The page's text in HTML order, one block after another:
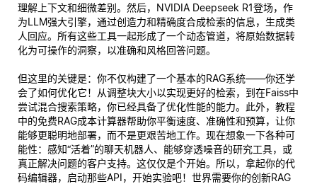
理解上下文和细微差别。然后，NVIDIA Deepseek R1登场，作
为LLM强大引擎，通过创造力和精确度合成检索的信息，生成类
人回应。所有这些工具一起形成了一个动态管道，将原始数据转
化为可操作的洞察，以准确和风格回答问题。
但这里的关键是：你不仅构建了一个基本的RAG系统——你还学
会了如何优化它！从调整块大小以实现更好的检索，到在Faiss中
尝试混合搜索策略，你已经具备了优化性能的能力。此外，教程
中的免费RAG成本计算器帮助你平衡速度、准确性和预算，让你
能够更聪明地部署，而不是更艰苦地工作。现在想象一下各种可
能性：感知“活着”的聊天机器人、能够穿透噪音的研究工具，或
真正解决问题的客户支持。这仅仅是个开始。所以，拿起你的代
码编辑器，启动那些API，开始实验吧！世界需要你的创新RAG